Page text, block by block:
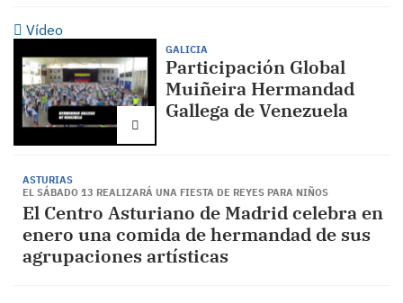
Vídeo
GALICIA
Participación Global
Muiñeira Hermandad
Gallega de Venezuela
ASTURIAS
EL SÁBADO 13 REALIZARÁ UNA FIESTA DE REYES PARA NIÑOS
El Centro Asturiano de Madrid celebra en
enero una comida de hermandad de sus
agrupaciones artísticas